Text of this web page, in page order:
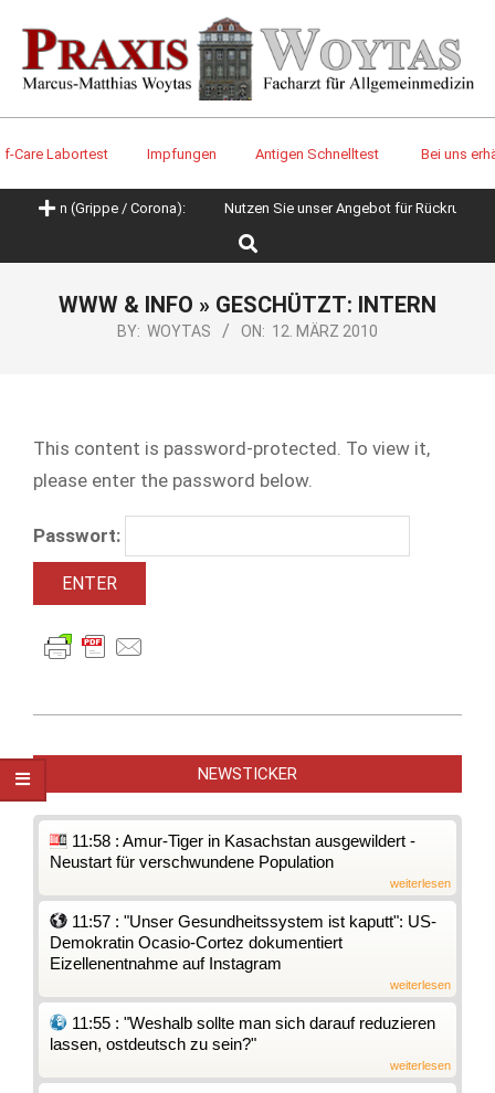
content
Labortest Impfungen Antigen Schnelltest Bei uns
Primary(Grippe / Corona):
Nutzen Sie unser Angebot für Rückruf /
Search
WWW & INFO » GESCHÜTZT: INTERN
BY: WOYTAS ON: 12. MÄRZ 2010
This content is password-protected. To view it,
please enter the password below.
Passwort:
03-
NEWSTICKER
11:58 : Amur-Tiger in Kasachstan ausgewildert -
Neustart für verschwundene Population
weiterlesen
11:57 : "Unser Gesundheitssystem ist kaputt": US-
Demokratin Ocasio-Cortez dokumentiert
Eizellenentnahme auf Instagram
weiterlesen
11:55 : "Weshalb sollte man sich darauf reduzieren
lassen, ostdeutsch zu sein?"
weiterlesen